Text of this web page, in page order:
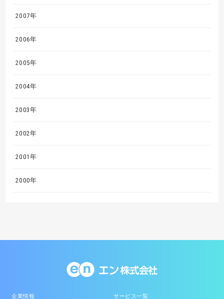
2007年
2006年
2005年
2004年
2003年
2002年
2001年
2000年
企業情報 サービス一覧